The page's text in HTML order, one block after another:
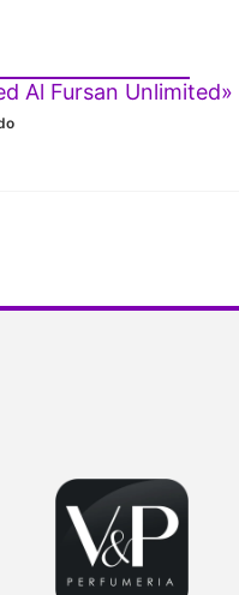
Al Fursan